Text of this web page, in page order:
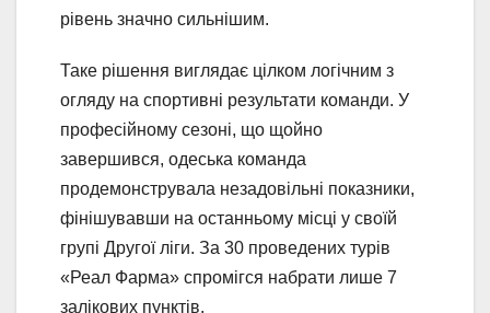
рівень значно сильнішим.
Таке рішення виглядає цілком логічним з
огляду на спортивні результати команди. У
професійному сезоні, що щойно
завершився, одеська команда
продемонструвала незадовільні показники,
фінішувавши на останньому місці у своїй
групі Другої ліги. За 30 проведених турів
«Реал Фарма» спромігся набрати лише 7
залікових пунктів.